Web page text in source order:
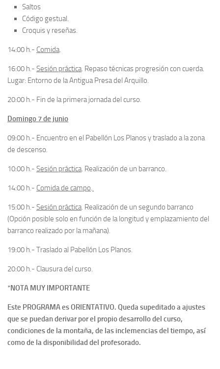
Saltos
Código gestual.
Croquis y reseñas.
14:00 h.- Comida.
16:00 h.- Sesión práctica. Repaso técnicas progresión con cuerda.
Lugar: Entorno de la Antigua Presa del Arquillo.
20:00 h.- Fin de la primera jornada del curso.
Domingo 7 de junio
09:00 h.- Encuentro en el Pabellón Los Planos y traslado a la zona
de descenso.
10:00 h.- Sesión práctica. Realización de un barranco.
14:00 h.- Comida de campo.
15:00 h.- Sesión práctica. Realización de un segundo barranco
(Opción posible solo en función de la longitud y emplazamiento del
barranco realizado por la mañana).
19:00 h.- Traslado al Pabellón Los Planos.
20:00 h.- Clausura del curso.
*NOTA MUY IMPORTANTE
Este PROGRAMA es ORIENTATIVO. Queda supeditado a ajustes
que se puedan derivar por el propio desarrollo del curso,
condiciones de la montaña, de las inclemencias del tiempo, así
como de la disponibilidad del profesorado.